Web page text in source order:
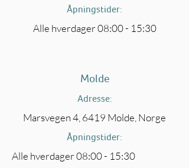
Åpningstider:
Alle hverdager 08:00 - 15:30
Molde
Adresse:
Marsvegen 4, 6419 Molde, Norge
Åpningstider:
Alle hverdager 08:00 - 15:30